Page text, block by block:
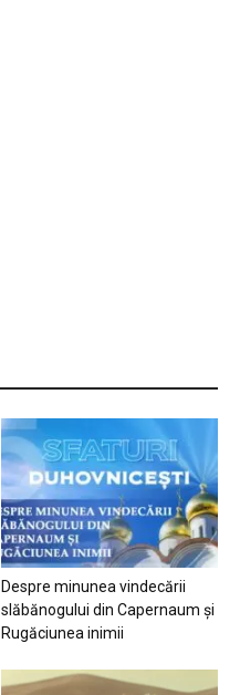
Despre minunea vindecării
slăbănogului din Capernaum și
Rugăciunea inimii